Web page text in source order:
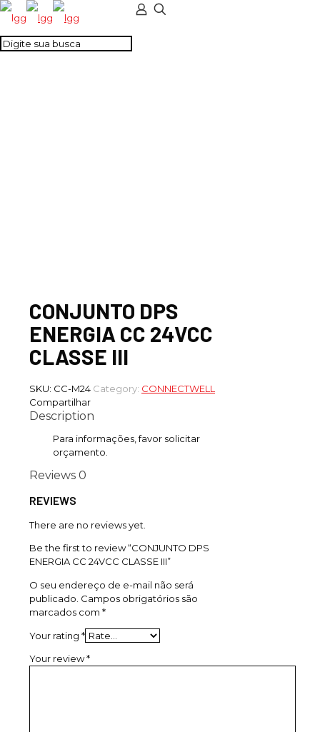
CONJUNTO DPS
ENERGIA CC 24VCC
CLASSE III
SKU: CC-M24 Category: CONNECTWELL
Compartilhar
Description
Para informações, favor solicitar
orçamento.
Reviews 0
REVIEWS
There are no reviews yet.
Be the first to review “CONJUNTO DPS
ENERGIA CC 24VCC CLASSE III”
O seu endereço de e-mail não será
publicado. Campos obrigatórios são
marcados com *
Your rating *
Your review*